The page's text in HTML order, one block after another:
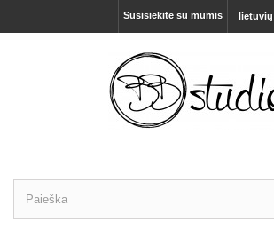
lietuvių
Susisiekite su mumis